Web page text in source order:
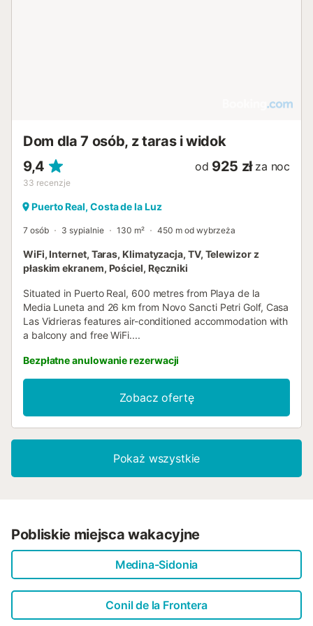
Dom dla 7 osób, z taras i widok
9,4
33 recenzje
od 925 zł za noc
Puerto Real, Costa de la Luz
7 osób 3 sypialnie 130 m² 450 m od wybrzeża
WiFi, Internet, Taras, Klimatyzacja, TV, Telewizor z
płaskim ekranem, Pościel, Ręczniki
Situated in Puerto Real, 600 metres from Playa de la
Media Luneta and 26 km from Novo Sancti Petri Golf, Casa
Las Vidrieras features air-conditioned accommodation with
a balcony and free WiFi....
Bezpłatne anulowanie rezerwacji
Zobacz ofertę
Pokaż wszystkie
Pobliskie miejsca wakacyjne
Medina-Sidonia
Conil de la Frontera